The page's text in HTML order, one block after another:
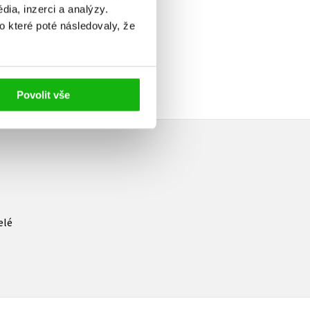
inzerci a analýzy.
které poté následovaly, že
Povolit vše